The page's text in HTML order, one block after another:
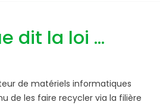
dit la loi …
de matériels informatiques
de les faire recycler via la filière